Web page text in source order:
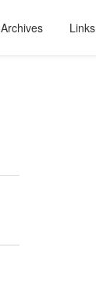
Archives Links